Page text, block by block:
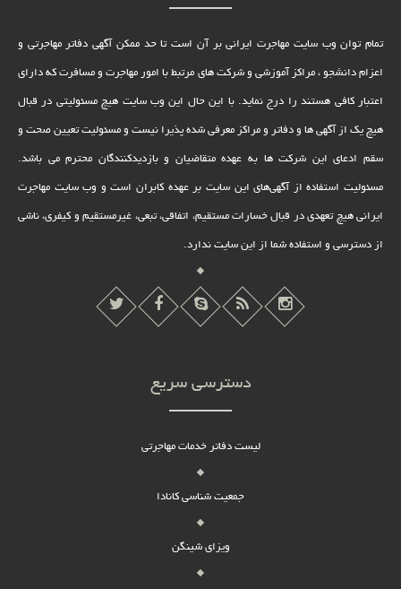
تمام توان وب سایت مهاجرت ایرانی بر آن است تا حد ممکن آگهی دفاتر مهاجرتی و
اعزام دانشجو ، مراکز آموزشی و شرکت های مرتبط با امور مهاجرت و مسافرت که دارای
اعتبار کافی هستند را درج نماید. با این حال این وب سایت هیچ مسئولیتی در قبال
هیچ یک از آگهی ها و دفاتر و مراکز معرفی شده پذیرا نیست و مسئولیت تعیین صحت و
سقم ادعای این شرکت ها به عهده متقاضیان و بازدیدکنندگان محترم می باشد.
مسئولیت استفاده از آگهی‌های این سایت بر عهده کابران است و وب سایت مهاجرت
ایرانی هیچ تعهدى در قبال خسارات مستقیم، اتفاقى، تبعى، غیرمستقیم و کیفرى، ناشى
از دسترسى و استفاده شما از این سایت ندارد.
دسترسی سریع
لیست دفاتر خدمات مهاجرتی
جمعیت شناسی کانادا
ویزای شینگن